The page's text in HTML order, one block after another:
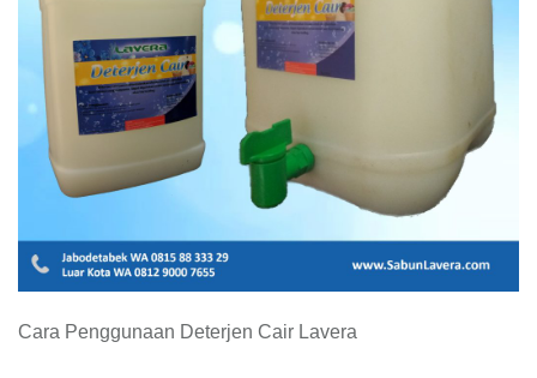
Cara Penggunaan Deterjen Cair Lavera